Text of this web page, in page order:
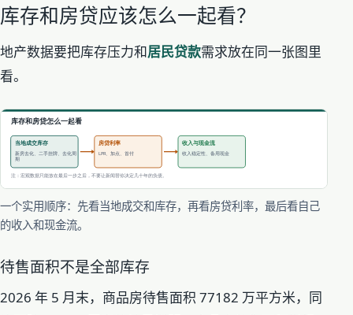
库存和房贷应该怎么一起看？
地产数据要把库存压力和居民贷款需求放在同一张图里
看。
一个实用顺序：先看当地成交和库存，再看房贷利率，最后看自己
的收入和现金流。
待售面积不是全部库存
2026 年 5 月末，商品房待售面积 77182 万平方米，同